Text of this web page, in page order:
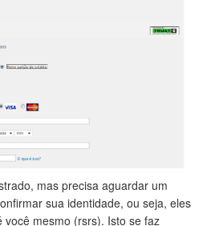
mas precisa aguardar um
sua identidade, ou seja, eles
mesmo (rsrs). Isto se faz